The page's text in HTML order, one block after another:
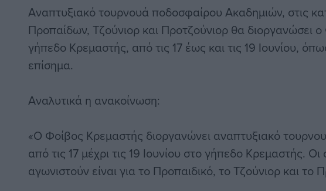
Αναπτυξιακό τουρνουά ποδοσφαίρου Ακαδημιών, στις
Προπαίδων, Τζούνιορ και Προτζούνιορ θα διοργανώσει
γήπεδο Κρεμαστής, από τις 17 έως και τις 19 Ιουνίου,
επίσημα.
Αναλυτικά η ανακοίνωση:
«Ο Φοίβος Κρεμαστής διοργανώνει αναπτυξιακό
από τις 17 μέχρι τις 19 Ιουνίου στο γήπεδο Κρεμαστής.
αγωνιστούν είναι για το Προπαιδικό, το Τζούνιορ και το